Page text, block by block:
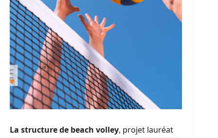
La structure de beach volley, projet lauréat